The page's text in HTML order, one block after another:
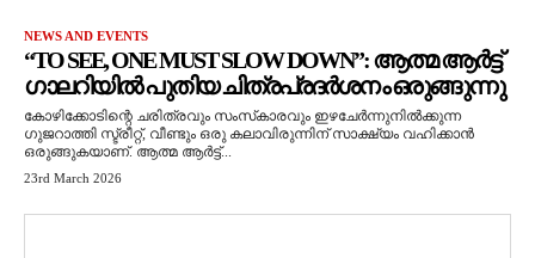
NEWS AND EVENTS
“TO SEE, ONE MUST SLOW DOWN”: ആത്മ ആർട്ട്
ഗാലറിയിൽ പുതിയ ചിത്രപ്രദർശനം ഒരുങ്ങുന്നു
കോഴിക്കോടിന്റെ ചരിത്രവും സംസ്‌കാരവും ഇഴചേർന്നുനിൽക്കുന്ന
ഗുജറാത്തി സ്ട്രീറ്റ്, വീണ്ടും ഒരു കലാവിരുന്നിന് സാക്ഷ്യം വഹിക്കാൻ
ഒരുങ്ങുകയാണ്. ആത്മ ആർട്ട്...
23rd March 2026